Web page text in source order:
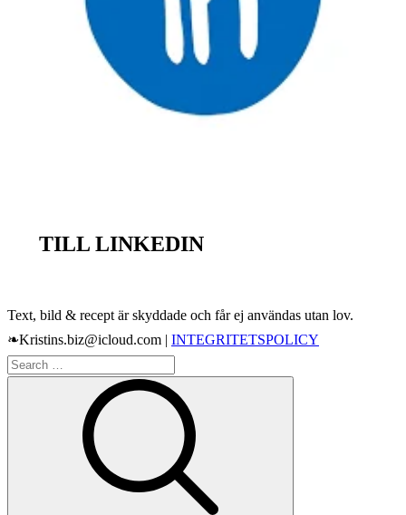
TILL LINKEDIN
Text, bild & recept är skyddade och får ej användas utan lov.
❧Kristins.biz@icloud.com | INTEGRITETSPOLICY
Search